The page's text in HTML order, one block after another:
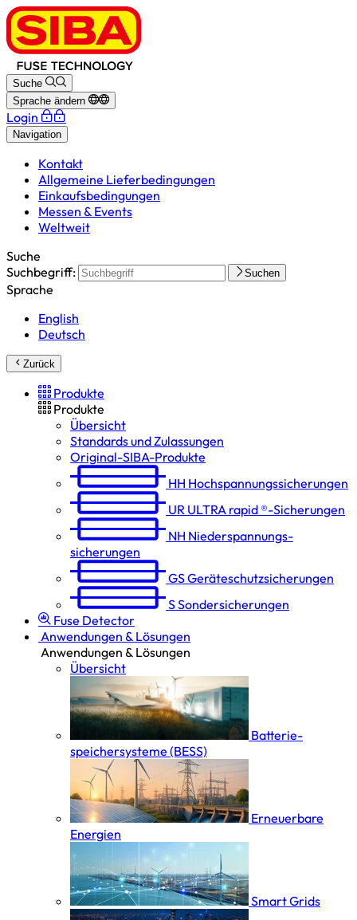
Suche
Sprache ändern
Login
Navigation
Kontakt
Allgemeine Lieferbedingungen
Einkaufsbedingungen
Messen & Events
Weltweit
Suche
Suchbegriff:
Suchen
Sprache
English
Deutsch
Zurück
Produkte
Produkte
Übersicht
Standards und Zulassungen
Original-SIBA-Produkte
HH Hochspannungs­sicherungen
UR ULTRA rapid ®-Sicherungen
NH Niederspannungs­
sicherungen
GSGeräteschutz­sicherungen
SSondersicherungen
Fuse Detector
Anwendungen & Lösungen
Anwendungen & Lösungen
Übersicht
Batterie­
speicher­systeme (BESS)
Erneuerbare
Energien
Smart Grids